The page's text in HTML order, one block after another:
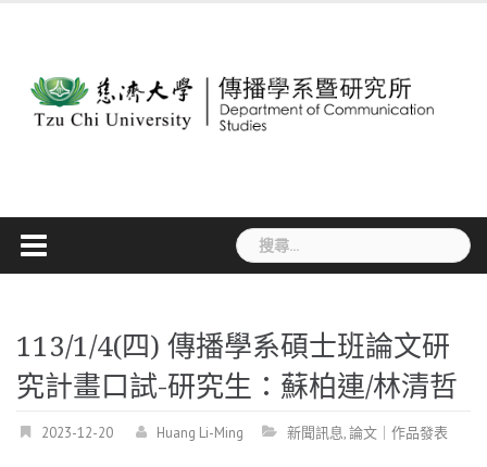
搜
尋
字:
113/1/4(四) 傳播學系碩士班論文研
究計畫口試-研究生：蘇柏連/林清哲
2023-12-20 Huang Li-Ming 新聞訊息,論文｜作品發表